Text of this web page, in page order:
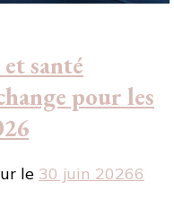
santé
pour les
le 30 juin 20266